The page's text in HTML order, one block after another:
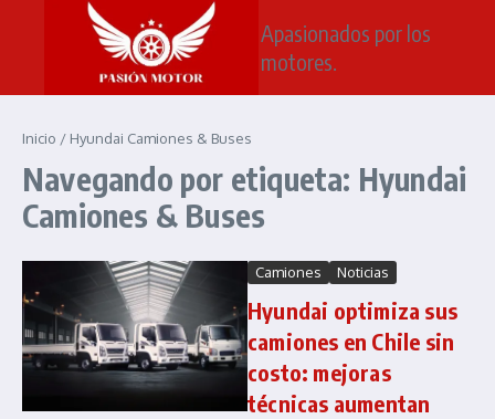
Saltar al contenido
Apasionados por los
motores.
Inicio / Hyundai Camiones & Buses
Navegando por etiqueta: Hyundai
Camiones & Buses
Camiones Noticias
Hyundai optimiza sus
camiones en Chile sin
costo: mejoras
técnicas aumentan